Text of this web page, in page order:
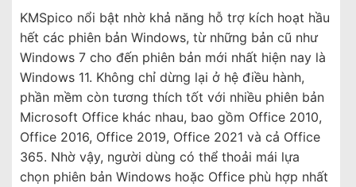
KMSpico nổi bật nhờ khả năng hỗ trợ kích hoạt hầu
hết các phiên bản Windows, từ những bản cũ như
Windows 7 cho đến phiên bản mới nhất hiện nay là
Windows 11. Không chỉ dừng lại ở hệ điều hành,
phần mềm còn tương thích tốt với nhiều phiên bản
Microsoft Office khác nhau, bao gồm Office 2010,
Office 2016, Office 2019, Office 2021 và cả Office
365. Nhờ vậy, người dùng có thể thoải mái lựa
chọn phiên bản Windows hoặc Office phù hợp nhất